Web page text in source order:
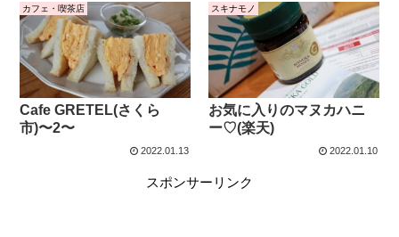
カフェ・喫茶店
Cafe GRETEL(さくら
市)〜2〜
2022.01.13
スキナモノ
お気に入りのマヌカハニ
ー♡(楽天)
2022.01.10
スポンサーリンク